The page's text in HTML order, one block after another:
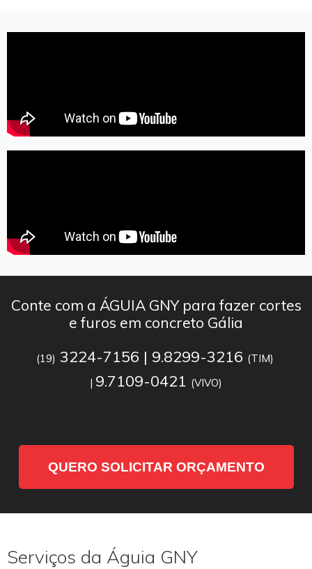
Conte com a ÁGUIA GNY para fazer cortes
e furos em concreto Gália
(19) 3224-7156 | 9.8299-3216 (TIM)
| 9.7109-0421 (VIVO)
QUERO SOLICITAR ORÇAMENTO
Serviços da Águia GNY